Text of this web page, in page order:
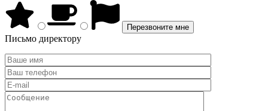
Письмо директору